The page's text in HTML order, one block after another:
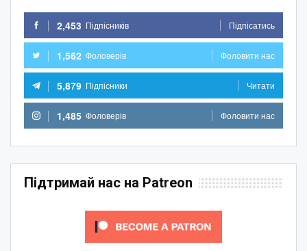
2,453 Підпісників Підпісатись
1,562 Фоловерів Фоловити нас
5,879 Підпісники Читати
1,485 Фоловерів Фоловити нас
Підтримай нас на Patreon